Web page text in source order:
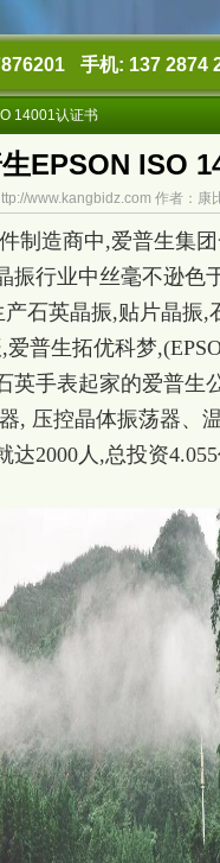
手机: 137 2874
14001认证书
EPSON ISO
www.kangbidz.com 作者：康
制造商中,爱普生集
振行业中丝毫不逊色
石英晶振,贴片晶振,
爱普生拓优科梦
英手表起家的爱普生
, 压控晶体振荡器、
2000人,总投资